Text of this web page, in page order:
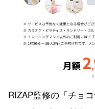
RIZAP監修の「チョ